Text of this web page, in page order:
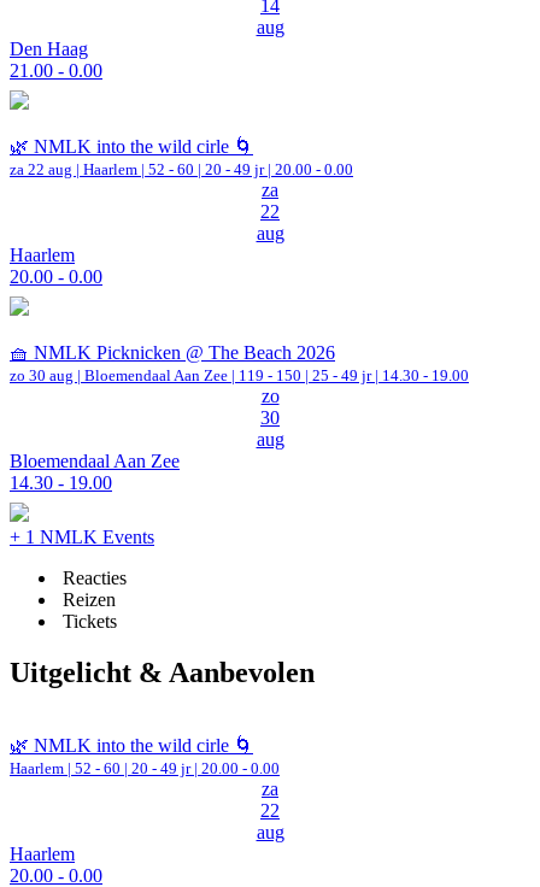
14
aug
Den Haag
21.00 - 0.00
🌿 NMLK into the wild cirle 🌀
za 22 aug | Haarlem | 52 - 60 | 20 - 49 jr | 20.00 - 0.00
za
22
aug
Haarlem
20.00 - 0.00
🧺 NMLK Picknicken @ The Beach 2026
zo 30 aug | Bloemendaal Aan Zee | 119 - 150 | 25 - 49 jr | 14.30 - 19.00
zo
30
aug
Bloemendaal Aan Zee
14.30 - 19.00
+ 1 NMLK Events
Reacties
Reizen
Tickets
Uitgelicht & Aanbevolen
🌿 NMLK into the wild cirle 🌀
Haarlem | 52 - 60 | 20 - 49 jr | 20.00 - 0.00
za
22
aug
Haarlem
20.00 - 0.00